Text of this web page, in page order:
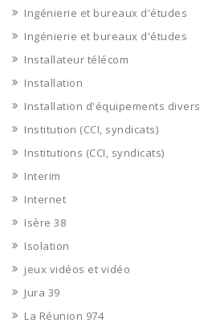
Ingénierie et bureaux d'études
Ingénierie et bureaux d'études
Installateur télécom
Installation
Installation d'équipements divers
Institution (CCI, syndicats)
Institutions (CCI, syndicats)
Interim
Internet
Isère 38
Isolation
jeux vidéos et vidéo
Jura 39
La Réunion 974